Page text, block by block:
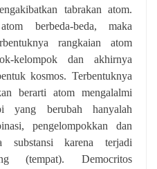
tabrakan atom.
berbeda-beda, maka
rangkaian atom
kelompok dan akhirnya
kosmos. Terbentuknya
berarti atom mengalalmi
yang berubah hanyalah
pengelompokkan dan
substansi karena terjadi
(tempat). Democritos